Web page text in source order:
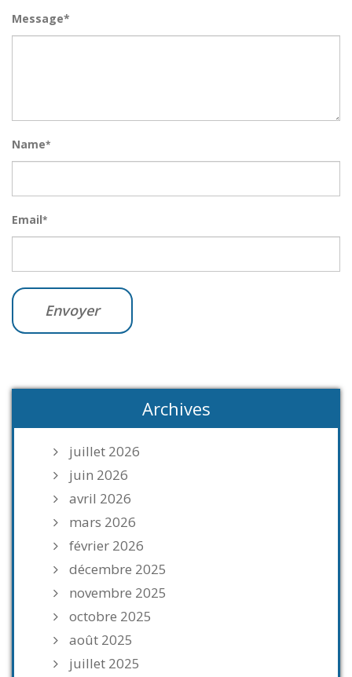
Message*
Name*
Email*
Archives
juillet 2026
juin 2026
avril 2026
mars 2026
février 2026
décembre 2025
novembre 2025
octobre 2025
août 2025
juillet 2025